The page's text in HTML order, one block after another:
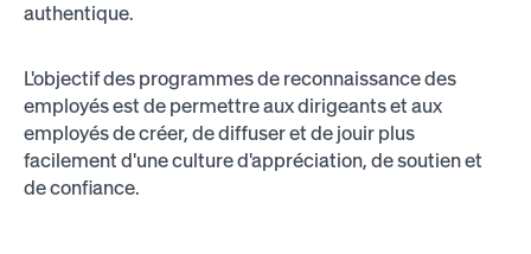
authentique.
L'objectif des programmes de reconnaissance des
employés est de permettre aux dirigeants et aux
employés de créer, de diffuser et de jouir plus
facilement d'une culture d'appréciation, de soutien et
de confiance.